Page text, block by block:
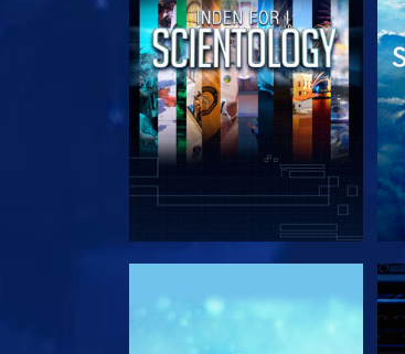
UDFORSK SERIEN